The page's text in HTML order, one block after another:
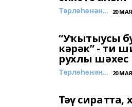
Төрлөһөнән... 20 МАЯ
“Уҡытыусы
кәрәк” - ти
рухлы шәхес
Төрлөһөнән... 20 МАЯ
Тәү сиратта,